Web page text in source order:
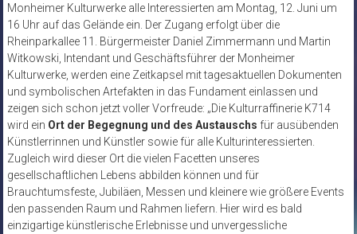
Monheimer Kulturwerke alle Interessierten am Montag, 12. Juni um
16 Uhr auf das Gelände ein. Der Zugang erfolgt über die
Rheinparkallee 11. Bürgermeister Daniel Zimmermann und Martin
Witkowski, Intendant und Geschäftsführer der Monheimer
Kulturwerke, werden eine Zeitkapsel mit tagesaktuellen Dokumenten
und symbolischen Artefakten in das Fundament einlassen und
zeigen sich schon jetzt voller Vorfreude: „Die Kulturraffinerie K714
wird ein Ort der Begegnung und des Austauschs für ausübenden
Künstlerrinnen und Künstler sowie für alle Kulturinteressierten.
Zugleich wird dieser Ort die vielen Facetten unseres
gesellschaftlichen Lebens abbilden können und für
Brauchtumsfeste, Jubiläen, Messen und kleinere wie größere Events
den passenden Raum und Rahmen liefern. Hier wird es bald
einzigartige künstlerische Erlebnisse und unvergessliche